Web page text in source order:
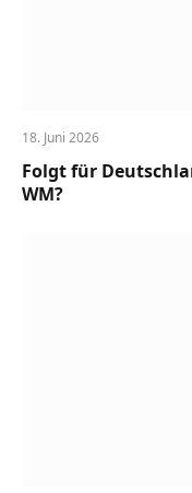
18. Juni 2026
Folgt für
WM?